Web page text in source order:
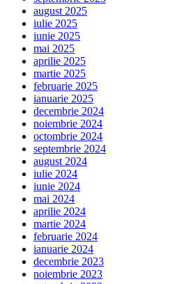
august 2025
iulie 2025
iunie 2025
mai 2025
aprilie 2025
martie 2025
februarie 2025
ianuarie 2025
decembrie 2024
noiembrie 2024
octombrie 2024
septembrie 2024
august 2024
iulie 2024
iunie 2024
mai 2024
aprilie 2024
martie 2024
februarie 2024
ianuarie 2024
decembrie 2023
noiembrie 2023